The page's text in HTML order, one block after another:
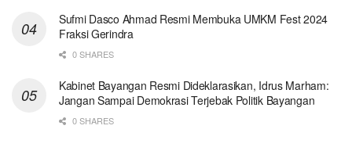
Sufmi Dasco Ahmad Resmi Membuka UMKM Fest 2024
Fraksi Gerindra
0 SHARES
Kabinet Bayangan Resmi Dideklarasikan, Idrus Marham:
Jangan Sampai Demokrasi Terjebak Politik Bayangan
0 SHARES